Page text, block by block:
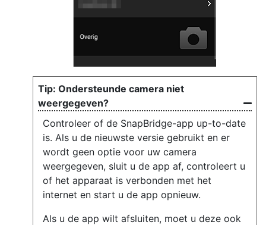
Ondersteunde camera niet
weergegeven?
Controleer of de SnapBridge-app up-to-date
is. Als u de nieuwste versie gebruikt en er
wordt geen optie voor uw camera
weergegeven, sluit u de app af, controleert u
of het apparaat is verbonden met het
internet en start u de app opnieuw.
Als u de app wilt afsluiten, moet u deze ook